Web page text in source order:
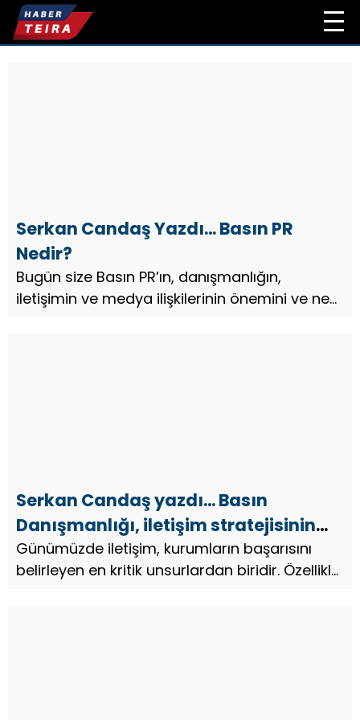
Serkan Candaş Yazdı… Basın PR
Nedir?
Bugün size Basın PR’ın, danışmanlığın,
iletişimin ve medya ilişkilerinin önemini ve ne
Serkan Candaş yazdı… Basın
Danışmanlığı, iletişim stratejisinin
olmazsa olmazı
Günümüzde iletişim, kurumların başarısını
belirleyen en kritik unsurlardan biridir. Özellikle